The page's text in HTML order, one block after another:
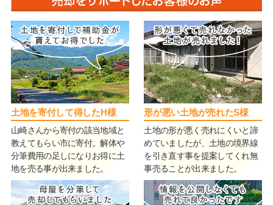
土地を寄付して得したH様
山崎さんから寄付の該当地域と
教えてもらい市に寄付。解体や
分筆費用の足しになりお得に土
地を売る事が出来ました。
形が悪い土地が売れたS様
土地の形が悪く売れにくいと諦
めていましたが、土地の境界線
を引き直す事を提案してくれ無
事売ることが出来ました。